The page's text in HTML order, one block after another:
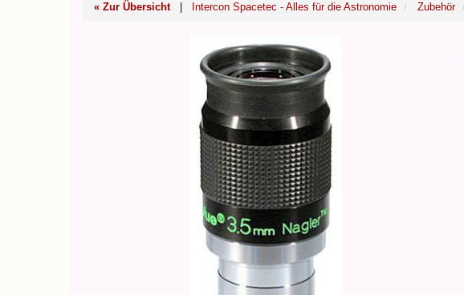
« Zur Übersicht| Intercon Spacetec - Alles für die Astronomie Zubehör